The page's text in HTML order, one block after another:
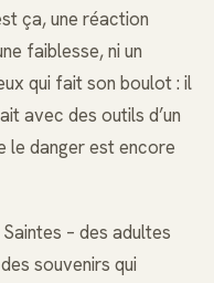
ça, une réaction
faiblesse, ni un
qui fait son boulot : il
avec des outils d’un
le danger est encore
– des adultes
souvenirs qui